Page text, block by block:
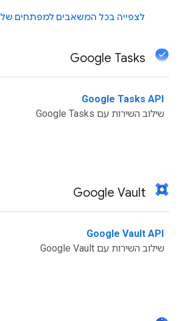
לצפייה בכל המשאבים למפתחים של Google Slides
Google Tasks API
שילוב השירות עם Google Tasks
Google Vault API
שילוב השירות עם Google Vault